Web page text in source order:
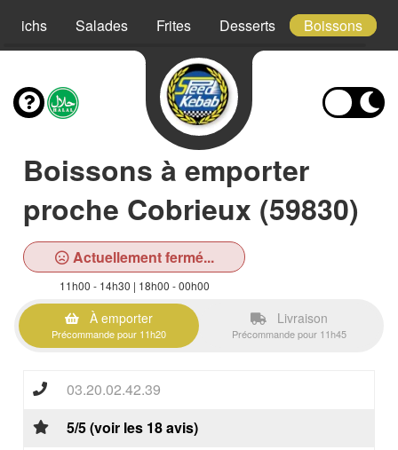
Salades Frites Desserts Boissons
Boissons à emporter
proche Cobrieux (59830)
Actuellement fermé...
11h00 - 14h30 | 18h00 - 00h00
À emporter
Précommande pour 11h20
Livraison
Précommande pour 11h45
03.20.02.42.39
5/5 (voir les 18 avis)